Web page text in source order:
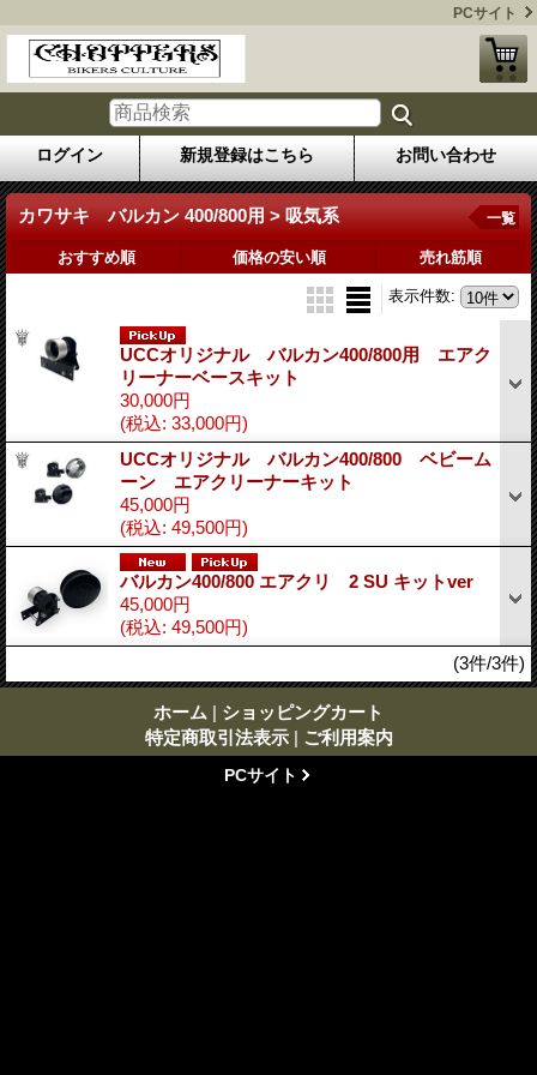
PCサイト
ログイン 新規登録はこちら お問い合わせ
カワサキ バルカン 400/800用 > 吸気系 一覧
おすすめ順 価格の安い順 売れ筋順
表示件数:
UCCオリジナル バルカン400/800用 エアク
リーナーベースキット
30,000円
(税込: 33,000円)
UCCオリジナル バルカン400/800 ベビーム
ーン エアクリーナーキット
45,000円
(税込: 49,500円)
バルカン400/800 エアクリ 2 SU キットver
45,000円
(税込: 49,500円)
(3件/3件)
ホーム | ショッピングカート
特定商取引法表示 | ご利用案内
PCサイト